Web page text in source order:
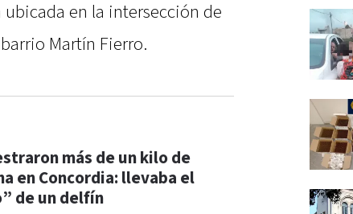
ubicada en la intersección de
Martín Fierro.
más de un kilo de
en Concordia: llevaba el
de un delfín